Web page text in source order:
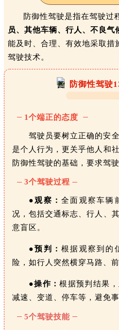
防御性驾驶是指在驾驶过
员、其他车辆、行人、不良气
能及时、合理、有效地采取措
驾驶技术。
防御性驾驶
1个端正的态度
驾驶员要树立正确的安
是个人行为，更关乎他人和
防御性驾驶的基础，要求驾
3个驾驶过程
●观察：全面观察车辆
况，包括交通标志、行人、
意盲区。
●预判：根据观察到的
险，如行人突然横穿马路、
●操作：根据预判结果
减速、变道、停车等，避免事
5个驾驶技能